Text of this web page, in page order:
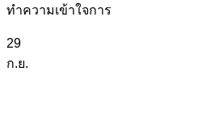
ทำความเข้าใจการ
29
ก.ย.